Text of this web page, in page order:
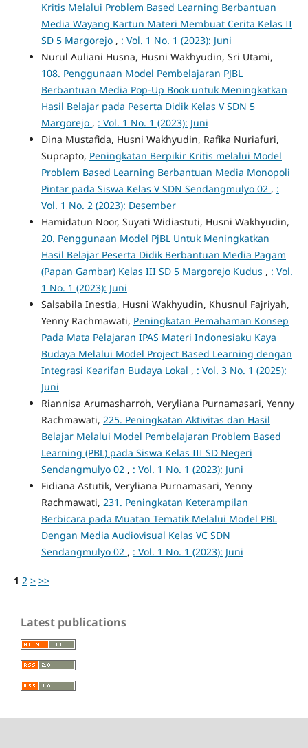
Kritis Melalui Problem Based Learning Berbantuan
Media Wayang Kartun Materi Membuat Cerita Kelas II
SD 5 Margorejo , : Vol. 1 No. 1 (2023): Juni
Nurul Auliani Husna, Husni Wakhyudin, Sri Utami,
108. Penggunaan Model Pembelajaran PJBL
Berbantuan Media Pop-Up Book untuk Meningkatkan
Hasil Belajar pada Peserta Didik Kelas V SDN 5
Margorejo , : Vol. 1 No. 1 (2023): Juni
Dina Mustafida, Husni Wakhyudin, Rafika Nuriafuri,
Suprapto, Peningkatan Berpikir Kritis melalui Model
Problem Based Learning Berbantuan Media Monopoli
Pintar pada Siswa Kelas V SDN Sendangmulyo 02 , :
Vol. 1 No. 2 (2023): Desember
Hamidatun Noor, Suyati Widiastuti, Husni Wakhyudin,
20. Penggunaan Model PjBL Untuk Meningkatkan
Hasil Belajar Peserta Didik Berbantuan Media Pagam
(Papan Gambar) Kelas III SD 5 Margorejo Kudus , : Vol.
1 No. 1 (2023): Juni
Salsabila Inestia, Husni Wakhyudin, Khusnul Fajriyah,
Yenny Rachmawati, Peningkatan Pemahaman Konsep
Pada Mata Pelajaran IPAS Materi Indonesiaku Kaya
Budaya Melalui Model Project Based Learning dengan
Integrasi Kearifan Budaya Lokal , : Vol. 3 No. 1 (2025):
Juni
Riannisa Arumasharroh, Veryliana Purnamasari, Yenny
Rachmawati, 225. Peningkatan Aktivitas dan Hasil
Belajar Melalui Model Pembelajaran Problem Based
Learning (PBL) pada Siswa Kelas III SD Negeri
Sendangmulyo 02 , : Vol. 1 No. 1 (2023): Juni
Fidiana Astutik, Veryliana Purnamasari, Yenny
Rachmawati, 231. Peningkatan Keterampilan
Berbicara pada Muatan Tematik Melalui Model PBL
Dengan Media Audiovisual Kelas VC SDN
Sendangmulyo 02 , : Vol. 1 No. 1 (2023): Juni
1 2 > >>
Latest publications